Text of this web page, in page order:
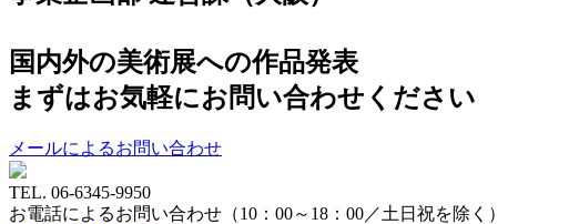
国内外の美術展への作品発表
まずはお気軽にお問い合わせください
メールによるお問い合わせ
TEL. 06-6345-9950
お電話によるお問い合わせ（10：00～18：00／土日祝を除く）